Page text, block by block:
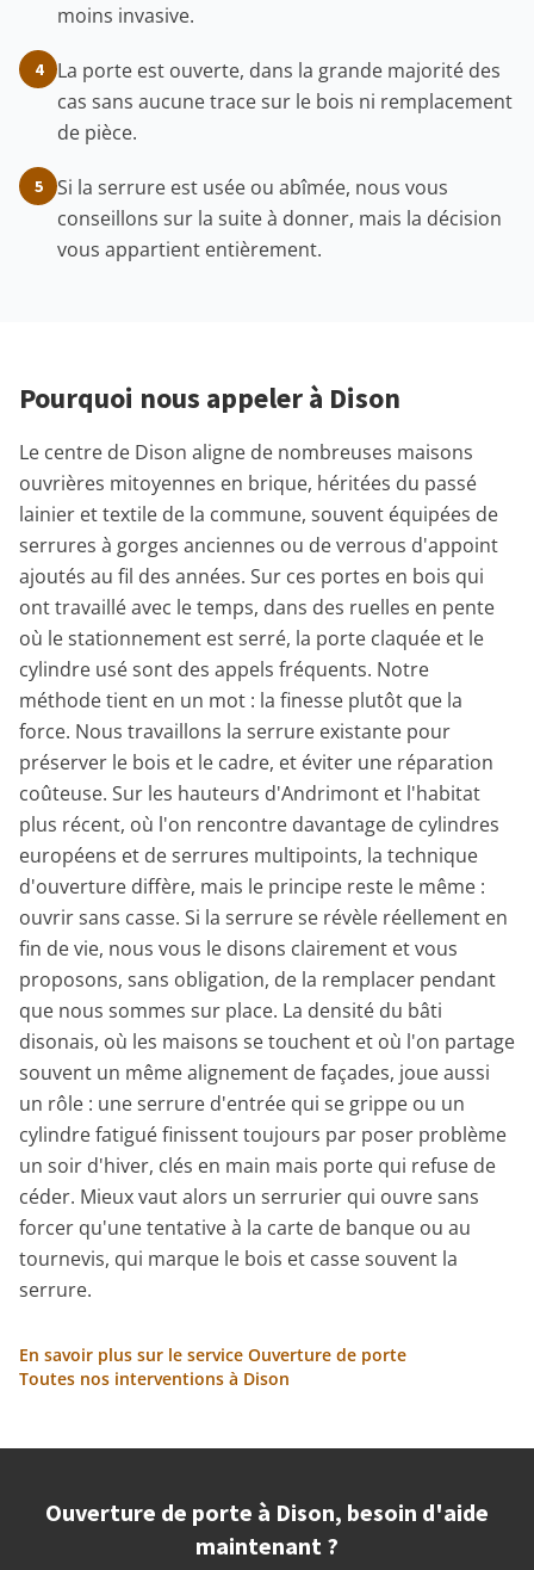
moins invasive.
4
La porte est ouverte, dans la grande majorité des
cas sans aucune trace sur le bois ni remplacement
de pièce.
5
Si la serrure est usée ou abîmée, nous vous
conseillons sur la suite à donner, mais la décision
vous appartient entièrement.
Pourquoi nous appeler à Dison
Le centre de Dison aligne de nombreuses maisons
ouvrières mitoyennes en brique, héritées du passé
lainier et textile de la commune, souvent équipées de
serrures à gorges anciennes ou de verrous d'appoint
ajoutés au fil des années. Sur ces portes en bois qui
ont travaillé avec le temps, dans des ruelles en pente
où le stationnement est serré, la porte claquée et le
cylindre usé sont des appels fréquents. Notre
méthode tient en un mot : la finesse plutôt que la
force. Nous travaillons la serrure existante pour
préserver le bois et le cadre, et éviter une réparation
coûteuse. Sur les hauteurs d'Andrimont et l'habitat
plus récent, où l'on rencontre davantage de cylindres
européens et de serrures multipoints, la technique
d'ouverture diffère, mais le principe reste le même :
ouvrir sans casse. Si la serrure se révèle réellement en
fin de vie, nous vous le disons clairement et vous
proposons, sans obligation, de la remplacer pendant
que nous sommes sur place. La densité du bâti
disonais, où les maisons se touchent et où l'on partage
souvent un même alignement de façades, joue aussi
un rôle : une serrure d'entrée qui se grippe ou un
cylindre fatigué finissent toujours par poser problème
un soir d'hiver, clés en main mais porte qui refuse de
céder. Mieux vaut alors un serrurier qui ouvre sans
forcer qu'une tentative à la carte de banque ou au
tournevis, qui marque le bois et casse souvent la
serrure.
En savoir plus sur le service Ouverture de porte
Toutes nos interventions à Dison
Ouverture de porte à Dison, besoin d'aide
maintenant ?